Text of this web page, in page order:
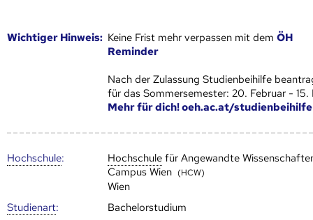
Wich­ti­ger Hin­weis: Keine Frist mehr verpassen mit demÖH
Reminder
Nach der Zulassung Studienbeihilfe
für das Sommersemester: 20. Februar - 15.
Mehr für dich! oeh.ac.at/studienbeihilfe
Hoch­schule: Hoch­schule für Angewandte
Campus Wien (HCW)
Wien
Studienart:
Bachelorstudium